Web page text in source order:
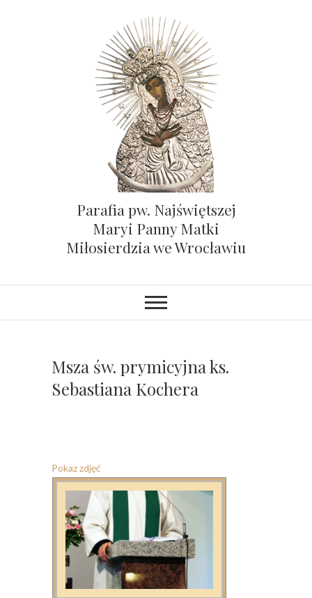
Parafia pw. Najświętszej
Maryi Panny Matki
Miłosierdzia we Wrocławiu
Msza św. prymicyjna ks.
Sebastiana Kochera
Pokaz zdjęć